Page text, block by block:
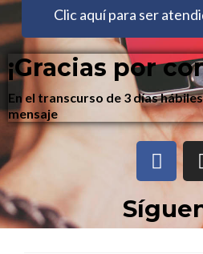
Clic aquí para ser
¡Gracias por
En el transcurso de 3 días
mensaje